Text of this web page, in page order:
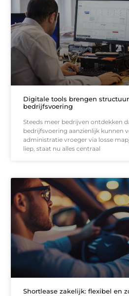
Digitale tools brengen
bedrijfsvoering
Steeds meer bedrijven ontdekken
bedrijfsvoering aanzienlijk kunnen
administratie vroeger via losse
liep, staat nu alles centraal
Shortlease zakelijk: flexibel en